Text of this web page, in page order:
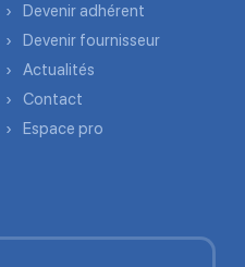
Devenir adhérent
Devenir fournisseur
Actualités
Contact
Espace pro